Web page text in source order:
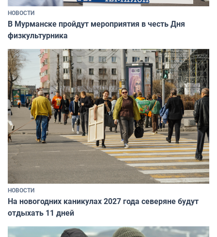
НОВОСТИ
В Мурманске пройдут мероприятия в честь Дня
физкультурника
НОВОСТИ
На новогодних каникулах 2027 года северяне будут
отдыхать 11 дней